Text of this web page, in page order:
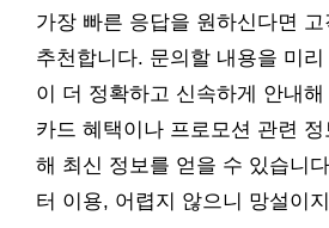
가장 빠른 응답을 원하신다면
추천합니다. 문의할 내용을 미
이 더 정확하고 신속하게 안내
카드 혜택이나 프로모션 관련
해 최신 정보를 얻을 수 있습니
터 이용, 어렵지 않으니 망설이